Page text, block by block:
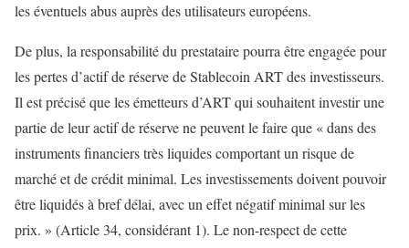
les éventuels abus auprès des utilisateurs européens.
De plus, la responsabilité du prestataire pourra être engagée pour
les pertes d’actif de réserve de Stablecoin ART des investisseurs.
Il est précisé que les émetteurs d’ART qui souhaitent investir une
partie de leur actif de réserve ne peuvent le faire que « dans des
instruments financiers très liquides comportant un risque de
marché et de crédit minimal. Les investissements doivent pouvoir
être liquidés à bref délai, avec un effet négatif minimal sur les
prix. » (Article 34, considérant 1). Le non-respect de cette